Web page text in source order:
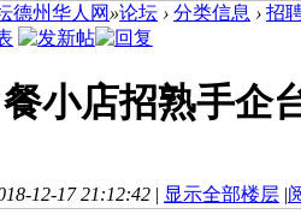
德州华人网 »论坛 › 分类信息 › 招
小店招熟手企
12-17 21:12:42 | 显示全部楼层 |